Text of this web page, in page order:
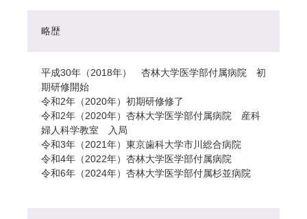
略歴
平成30年（2018年） 杏林大学医学部付属病院 初
期研修開始
令和2年（2020年）初期研修修了
令和2年（2020年）杏林大学医学部付属病院 産科
婦人科学教室 入局
令和3年（2021年）東京歯科大学市川総合病院
令和4年（2022年）杏林大学医学部付属病院
令和6年（2024年）杏林大学医学部付属杉並病院